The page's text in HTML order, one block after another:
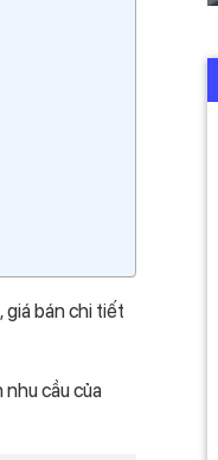
giá bán chi tiết
cầu của